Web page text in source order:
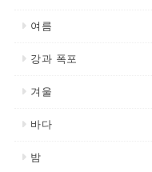
여름
강과 폭포
겨울
바다
밤